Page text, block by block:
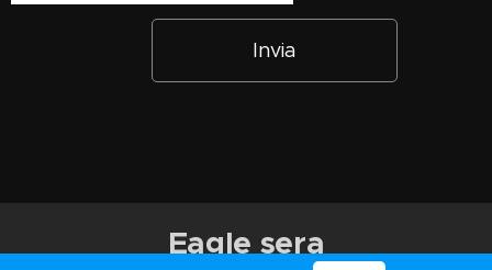
Invia
Eagle sera